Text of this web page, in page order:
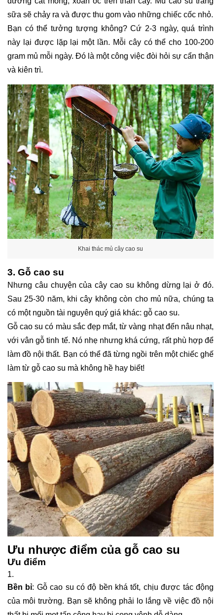
sữa sẽ chảy ra và được thu gom vào những chiếc cốc nhỏ.
Bạn có thể tưởng tượng không? Cứ 2-3 ngày, quá trình
này lại được lặp lại một lần. Mỗi cây có thể cho 100-200
gram mủ mỗi ngày. Đó là một công việc đòi hỏi sự cẩn thận
và kiên trì.
Khai thác mủ cây cao su
3. Gỗ cao su
Nhưng câu chuyện của cây cao su không dừng lại ở đó.
Sau 25-30 năm, khi cây không còn cho mủ nữa, chúng ta
có một nguồn tài nguyên quý giá khác: gỗ cao su.
Gỗ cao su có màu sắc đẹp mắt, từ vàng nhạt đến nâu nhạt,
với vân gỗ tinh tế. Nó nhẹ nhưng khá cứng, rất phù hợp để
làm đồ nội thất. Bạn có thể đã từng ngồi trên một chiếc ghế
làm từ gỗ cao su mà không hề hay biết!
Ưu nhược điểm của gỗ cao su
Ưu điểm
Bền bỉ: Gỗ cao su có độ bền khá tốt, chịu được tác động
của môi trường. Bạn sẽ không phải lo lắng về việc đồ nội